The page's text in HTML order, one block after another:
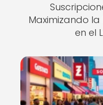
Maximizando la
en el